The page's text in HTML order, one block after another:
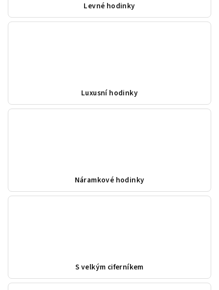
Levné hodinky
Luxusní hodinky
Náramkové hodinky
S velkým ciferníkem